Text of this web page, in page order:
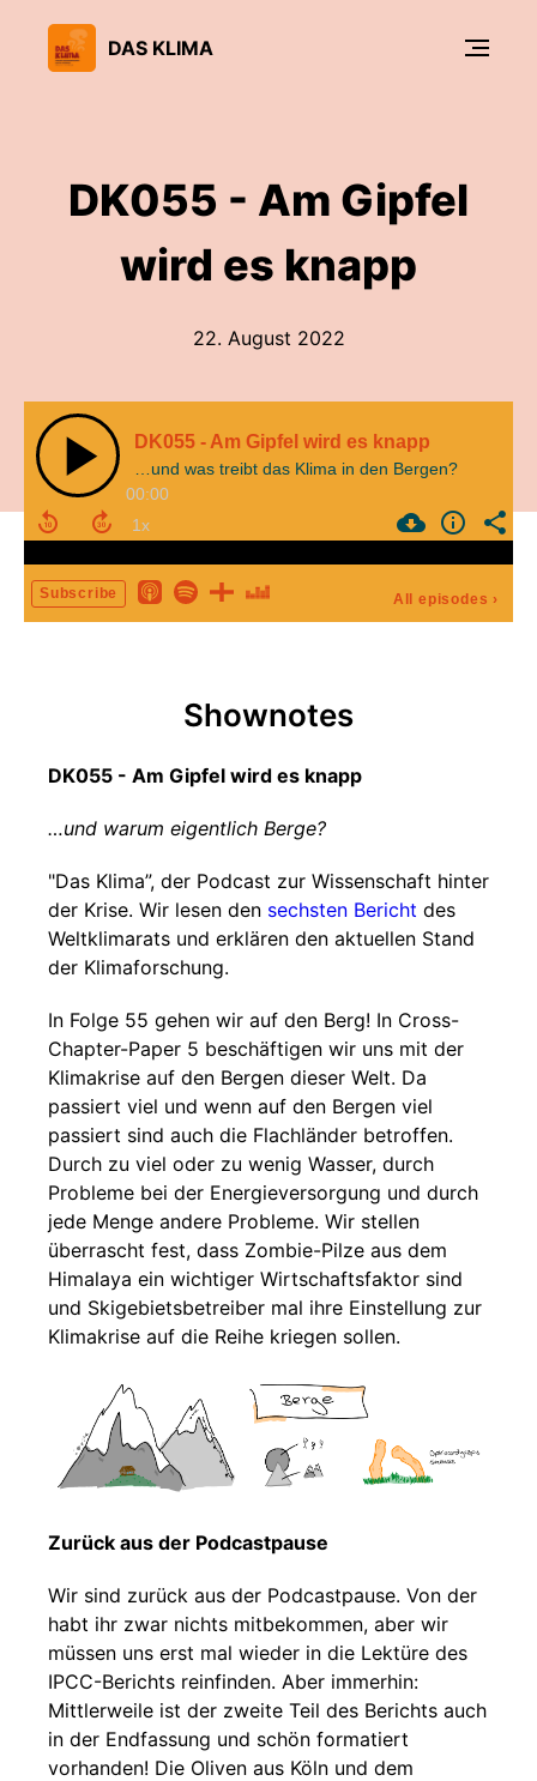
DAS KLIMA
DK055 - Am Gipfel
wird es knapp
22. August 2022
DK055 - Am Gipfel wird es knapp
…und was treibt das Klima in den Bergen?
00:00
Subscribe All episodes ›
Shownotes
DK055 - Am Gipfel wird es knapp
…und warum eigentlich Berge?
"Das Klima”, der Podcast zur Wissenschaft hinter
der Krise. Wir lesen den sechsten Bericht des
Weltklimarats und erklären den aktuellen Stand
der Klimaforschung.
In Folge 55 gehen wir auf den Berg! In Cross-
Chapter-Paper 5 beschäftigen wir uns mit der
Klimakrise auf den Bergen dieser Welt. Da
passiert viel und wenn auf den Bergen viel
passiert sind auch die Flachländer betroffen.
Durch zu viel oder zu wenig Wasser, durch
Probleme bei der Energieversorgung und durch
jede Menge andere Probleme. Wir stellen
überrascht fest, dass Zombie-Pilze aus dem
Himalaya ein wichtiger Wirtschaftsfaktor sind
und Skigebietsbetreiber mal ihre Einstellung zur
Klimakrise auf die Reihe kriegen sollen.
Zurück aus der Podcastpause
Wir sind zurück aus der Podcastpause. Von der
habt ihr zwar nichts mitbekommen, aber wir
müssen uns erst mal wieder in die Lektüre des
IPCC-Berichts reinfinden. Aber immerhin:
Mittlerweile ist der zweite Teil des Berichts auch
in der Endfassung und schön formatiert
vorhanden! Die Oliven aus Köln und dem